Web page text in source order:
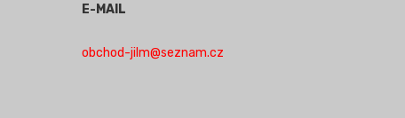
E-MAIL
obchod-jilm@seznam.cz